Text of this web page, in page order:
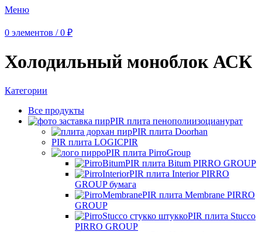
Меню
0 элементов / 0 ₽
Холодильный моноблок АСК
Категории
Все продукты
PIR плита пенополиизоцианурат
PIR плита Doorhan
PIR плита LOGICPIR
PIR плита PirroGroup
PIR плита Bitum PIRRO GROUP
PIR плита Interior PIRRO
GROUP бумага
PIR плита Membrane PIRRO
GROUP
PIR плита Stucco
PIRRO GROUP